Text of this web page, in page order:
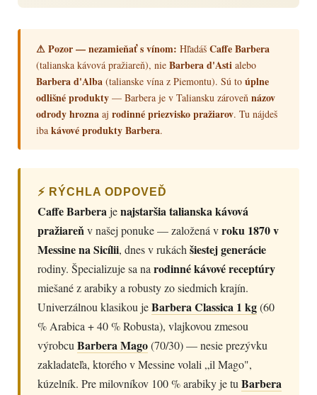
⚠ Pozor — nezamieňať s vínom: Hľadáš Caffe Barbera
(talianska kávová pražiareň), nie Barbera d'Asti alebo
Barbera d'Alba (talianske vína z Piemontu). Sú to úplne
odlišné produkty — Barbera je v Taliansku zároveň názov
odrody hrozna aj rodinné priezvisko pražiarov. Tu nájdeš
iba kávové produkty Barbera.
⚡ RÝCHLA ODPOVEĎ
Caffe Barberajenajstaršia talianska kávová
pražiareňv našej ponuke — založená vroku 1870 v
Messine na Sicílii, dnes v rukách šiestej generácie
rodiny. Špecializuje sa na rodinné kávové receptúry
miešané z arabiky a robusty zo siedmich krajín.
Univerzálnou klasikou jeBarbera Classica 1 kg(60
% Arabica + 40 % Robusta), vlajkovou zmesou
výrobcu Barbera Mago(70/30) — nesie prezývku
zakladateľa, ktorého v Messine volali „il Mago",
kúzelník. Pre milovníkov 100 % arabiky je tu Barbera